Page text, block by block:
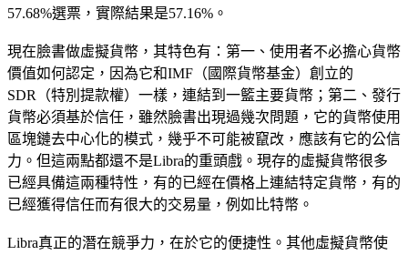
57.68%選票，實際結果是57.16%。
現在臉書做虛擬貨幣，其特色有：第一、使用者不必擔心貨幣
價值如何認定，因為它和IMF（國際貨幣基金）創立的
SDR（特別提款權）一樣，連結到一籃主要貨幣；第二、發行
貨幣必須基於信任，雖然臉書出現過幾次問題，它的貨幣使用
區塊鏈去中心化的模式，幾乎不可能被竄改，應該有它的公信
力。但這兩點都還不是Libra的重頭戲。現存的虛擬貨幣很多
已經具備這兩種特性，有的已經在價格上連結特定貨幣，有的
已經獲得信任而有很大的交易量，例如比特幣。
Libra真正的潛在競爭力，在於它的便捷性。其他虛擬貨幣使